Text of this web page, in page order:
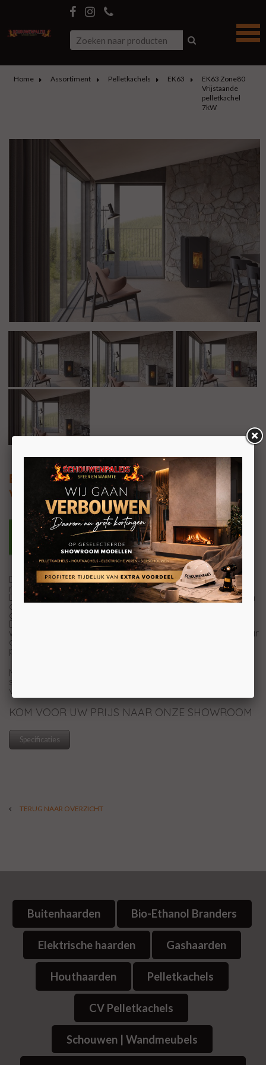
Home Assortiment Pelletkachels EK63
EK63 Zone80
Vrijstaande
pelletkachel
7kW
EK63 Zone80
Vrijstaande pelletkachel 7kW
De Zone80 van EK63 is een luchtdichtepelletkachelmet
ronde vormen wat zorgt voor een speelse uitstraling.
Deze kachel brengt veel gemakken met zich mee, zo kan
de kachel met wifi worden verbonden en kunt u
daardoor de kachel via een app eenvoudig bedienen.
Daarnaast kunt u de Zone80 volledig instellen met de
week/uurprogrammering, zo hoeft u bijna niet meer naar
de instellingen om te kijken en heerlijk genieten van een
prachtig vlammenspel!
Meer weten over de Zone80? Kom langs in onze 1200m2
showroom in Breda en laat u adviseren door onze
verkoopspecialisten!
KOM VOOR UW PRIJS NAAR ONZE SHOWROOM
Specificaties
TERUG NAAR OVERZICHT
Buitenhaarden Bio-Ethanol Branders
Elektrische haarden Gashaarden
Houthaarden Pelletkachels
CV Pelletkachels
Schouwen | Wandmeubels